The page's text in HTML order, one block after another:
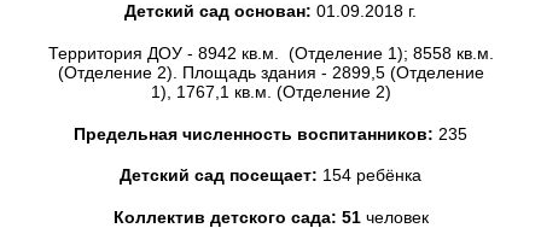
Детский сад основан: 01.09.2018 г.
Территория ДОУ - 8942 кв.м. (Отделение 1); 8558 кв.м.
(Отделение 2). Площадь здания - 2899,5 (Отделение
1), 1767,1 кв.м. (Отделение 2)
Предельная численность воспитанников: 235
Детский сад посещает: 154 ребёнка
Коллектив детского сада: 51 человек